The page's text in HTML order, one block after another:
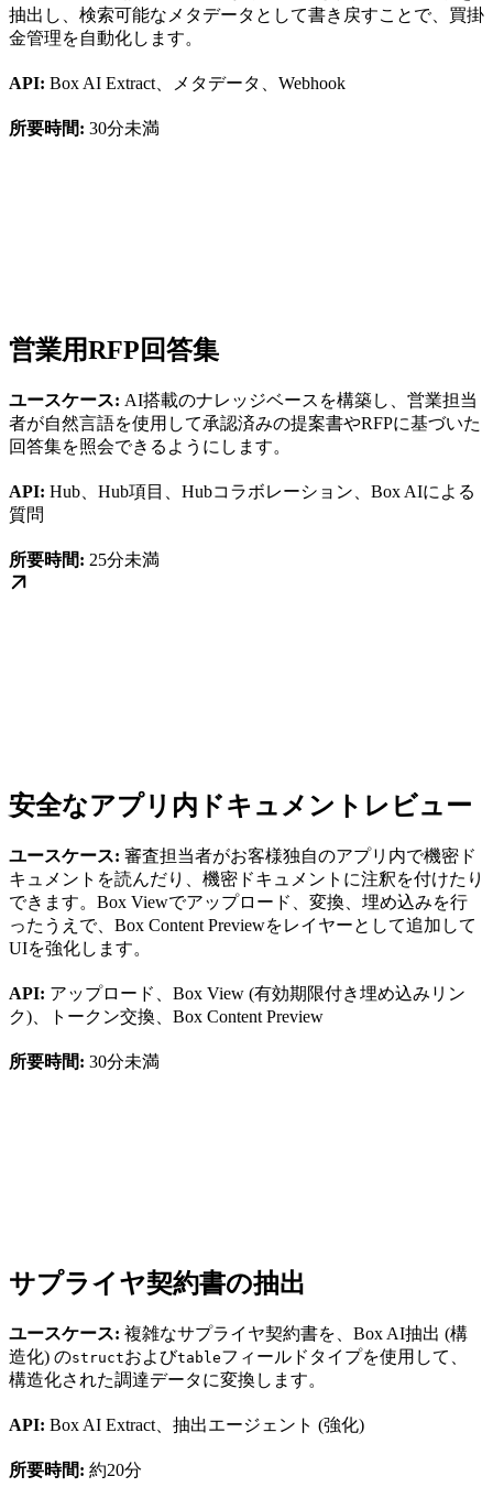
抽出し、検索可能なメタデータとして書き戻すことで、買掛
金管理を自動化します。
API: Box AI Extract、メタデータ、Webhook
所要時間: 30分未満
営業用RFP回答集
ユースケース: AI搭載のナレッジベースを構築し、営業担当
者が自然言語を使用して承認済みの提案書やRFPに基づいた
回答集を照会できるようにします。
API: Hub、Hub項目、Hubコラボレーション、Box AIによる
質問
所要時間: 25分未満
安全なアプリ内ドキュメントレビュー
ユースケース: 審査担当者がお客様独自のアプリ内で機密ド
キュメントを読んだり、機密ドキュメントに注釈を付けたり
できます。Box Viewでアップロード、変換、埋め込みを行
ったうえで、Box Content Previewをレイヤーとして追加して
UIを強化します。
API: アップロード、Box View (有効期限付き埋め込みリン
ク)、トークン交換、Box Content Preview
所要時間: 30分未満
サプライヤ契約書の抽出
ユースケース: 複雑なサプライヤ契約書を、Box AI抽出 (構
造化) のstructおよびtableフィールドタイプを使用して、
構造化された調達データに変換します。
API: Box AI Extract、抽出エージェント (強化)
所要時間: 約20分